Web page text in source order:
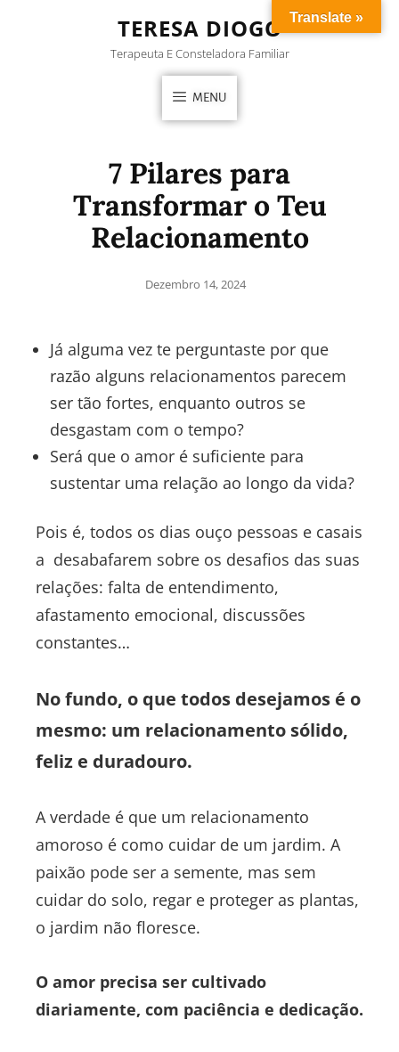
TERESA DIOGO
Terapeuta E Consteladora Familiar
MENU
7 Pilares para
Transformar o Teu
Relacionamento
Dezembro 14, 2024
Já alguma vez te perguntaste por que
razão alguns relacionamentos parecem
ser tão fortes, enquanto outros se
desgastam com o tempo?
Será que o amor é suficiente para
sustentar uma relação ao longo da vida?
Pois é, todos os dias ouço pessoas e casais
a desabafarem sobre os desafios das suas
relações: falta de entendimento,
afastamento emocional, discussões
constantes…
No fundo, o que todos desejamos é o
mesmo: um relacionamento sólido,
feliz e duradouro.
A verdade é que um relacionamento
amoroso é como cuidar de um jardim. A
paixão pode ser a semente, mas sem
cuidar do solo, regar e proteger as plantas,
o jardim não floresce.
O amor precisa ser cultivado
diariamente, com paciência e dedicação.
Translate »